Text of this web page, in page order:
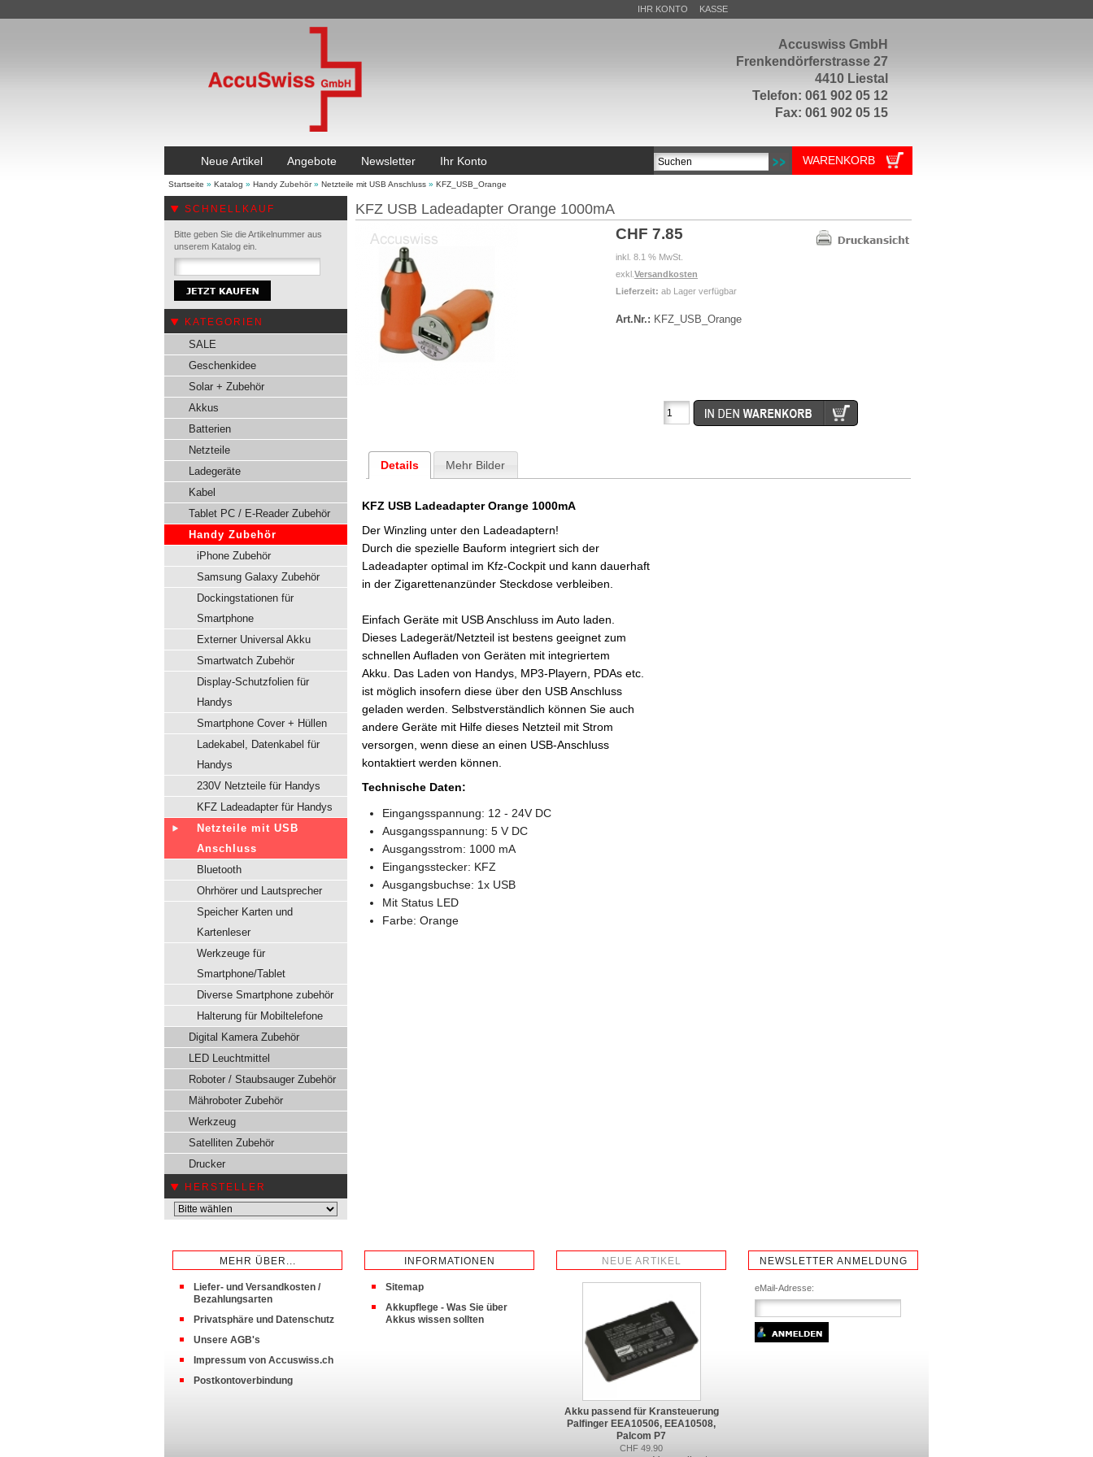
Accuswiss GmbH
Frenkendörferstrasse 27
4410 Liestal
Telefon: 061 902 05 12
Fax: 061 902 05 15
IHR KONTO KASSE
Neue Artikel Angebote Newsletter Ihr Konto WARENKORB
Startseite » Katalog » Handy Zubehör» Netzteile mit USB Anschluss » KFZ_USB_Orange
SCHNELLKAUF
Bitte geben Sie die Artikelnummer aus
unserem Katalog ein.
KATEGORIEN
SALE
Geschenkidee
Solar + Zubehör
Akkus
Batterien
Netzteile
Ladegeräte
Kabel
Tablet PC / E-Reader Zubehör
Handy Zubehör
iPhone Zubehör
Samsung Galaxy Zubehör
Dockingstationen für
Smartphone
Externer Universal Akku
Smartwatch Zubehör
Display-Schutzfolien für
Handys
Smartphone Cover + Hüllen
Ladekabel, Datenkabel für
Handys
230V Netzteile für Handys
KFZ Ladeadapter für Handys
Netzteile mit USB
Anschluss
Bluetooth
Ohrhörer und Lautsprecher
Speicher Karten und
Kartenleser
Werkzeuge für
Smartphone/Tablet
Diverse Smartphone zubehör
Halterung für Mobiltelefone
Digital Kamera Zubehör
LED Leuchtmittel
Roboter / Staubsauger Zubehör
Mähroboter Zubehör
Werkzeug
Satelliten Zubehör
Drucker
HERSTELLER
KFZ USB Ladeadapter Orange 1000mA
CHF 7.85
inkl. 8.1 % MwSt.
exkl. Versandkosten
Lieferzeit: ab Lager verfügbar
Art.Nr.: KFZ_USB_Orange
Details Mehr Bilder
KFZ USB LadeadapterOrange 1000mA
Der Winzling unter den Ladeadaptern!
Durch die spezielle Bauform integriert sich der
Ladeadapter optimal im Kfz-Cockpit und kann dauerhaft
in der Zigarettenanzünder Steckdose verbleiben.
Einfach Geräte mit USB Anschluss im Auto laden.
Dieses Ladegerät/Netzteil ist bestens geeignet zum
schnellen Aufladen von Geräten mit integriertem
Akku. Das Laden von Handys, MP3-Playern, PDAs etc.
ist möglich insofern diese über den USB Anschluss
geladen werden. Selbstverständlich können Sie auch
andere Geräte mit Hilfe dieses Netzteil mit Strom
versorgen, wenn diese an einen USB-Anschluss
kontaktiert werden können.
Technische Daten:
Eingangsspannung: 12 - 24V DC
Ausgangsspannung: 5 V DC
Ausgangsstrom: 1000 mA
Eingangsstecker: KFZ
Ausgangsbuchse: 1x USB
Mit Status LED
Farbe: Orange
MEHR ÜBER...
Liefer- und Versandkosten /
Bezahlungsarten
Privatsphäre und Datenschutz
Unsere AGB's
Impressum von Accuswiss.ch
Postkontoverbindung
INFORMATIONEN
Sitemap
Akkupflege - Was Sie über
Akkus wissen sollten
NEUE ARTIKEL
Akku passend für Kransteuerung
Palfinger EEA10506, EEA10508,
Palcom P7
CHF 49.90
NEWSLETTER ANMELDUNG
eMail-Adresse: